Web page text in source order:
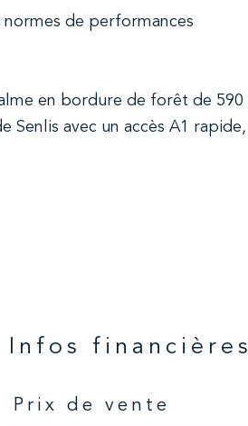
de performances
en bordure de forêt de 590
Senlis avec un accès A1 rapide,
Infos financières
Caractéristiques Valeurs
Prix de vente